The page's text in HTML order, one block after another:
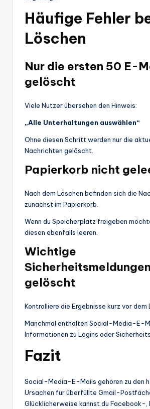
Häufige Fehler
Löschen
Nur die ersten 50 E-
gelöscht
Viele Nutzer übersehen den Hinweis:
„Alle Unterhaltungen auswählen“
Ohne diesen Schritt werden nur die
Nachrichten gelöscht.
Papierkorb nicht
Nach dem Löschen befinden sich die
zunächst im Papierkorb.
Wenn du Speicherplatz freigeben
diesen ebenfalls leeren.
Wichtige
Sicherheitsmeldungen
gelöscht
Kontrolliere die Ergebnisse kurz vor dem
Manchmal enthalten Social-Media-E-
Informationen zu Logins oder
Fazit
Social-Media-E-Mails gehören zu den
Ursachen für überfüllte Gmail-
Glücklicherweise kannst du Facebook-,